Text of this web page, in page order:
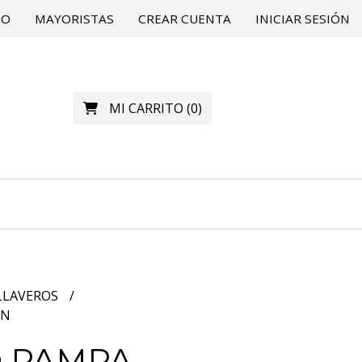
MAYORISTAS CREAR CUENTA INICIAR SESIÓN
MI CARRITO (0)